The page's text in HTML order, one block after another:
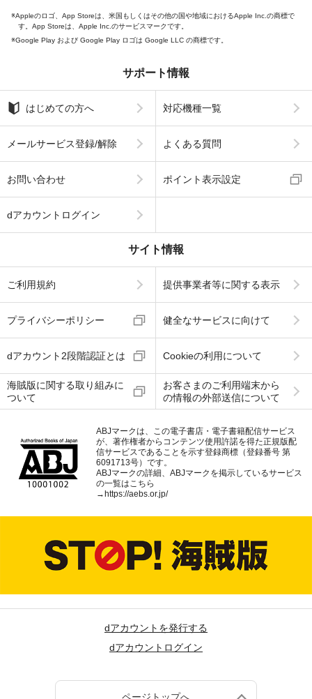
Appleのロゴ、App Storeは、米国もしくはその他の国や地域におけるApple Inc.の商標で
す。App Storeは、Apple Inc.のサービスマークです。
Google Play および Google Play ロゴは Google LLC の商標です。
サポート情報
はじめての方へ 対応機種一覧
メールサービス登録/解除 よくある質問
お問い合わせ ポイント表示設定
dアカウントログイン
サイト情報
ご利用規約 提供事業者等に関する表示
プライバシーポリシー 健全なサービスに向けて
dアカウント2段階認証とは Cookieの利用について
海賊版に関する取り組みに
ついて
お客さまのご利用端末から
の情報の外部送信について
ABJマークは、この電子書店・電子書籍配信サービス
が、著作権者からコンテンツ使用許諾を得た正規版配
信サービスであることを示す登録商標（登録番号 第
6091713号）です。
ABJマークの詳細、ABJマークを掲示しているサービス
の一覧はこちら
→ https://aebs.or.jp/
dアカウントを発行する
dアカウントログイン